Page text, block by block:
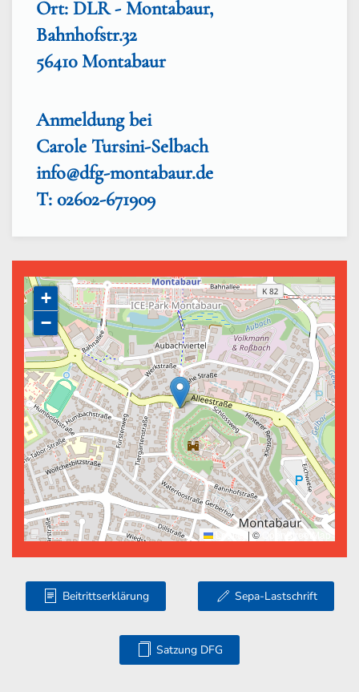
Ort: DLR - Montabaur,
Bahnhofstr.32
56410 Montabaur
Anmeldung bei
Carole Tursini-Selbach
info@dfg-montabaur.de
T: 02602-671909
+
−
| ©
Beitrittserklärung Sepa-Lastschrift
Satzung DFG